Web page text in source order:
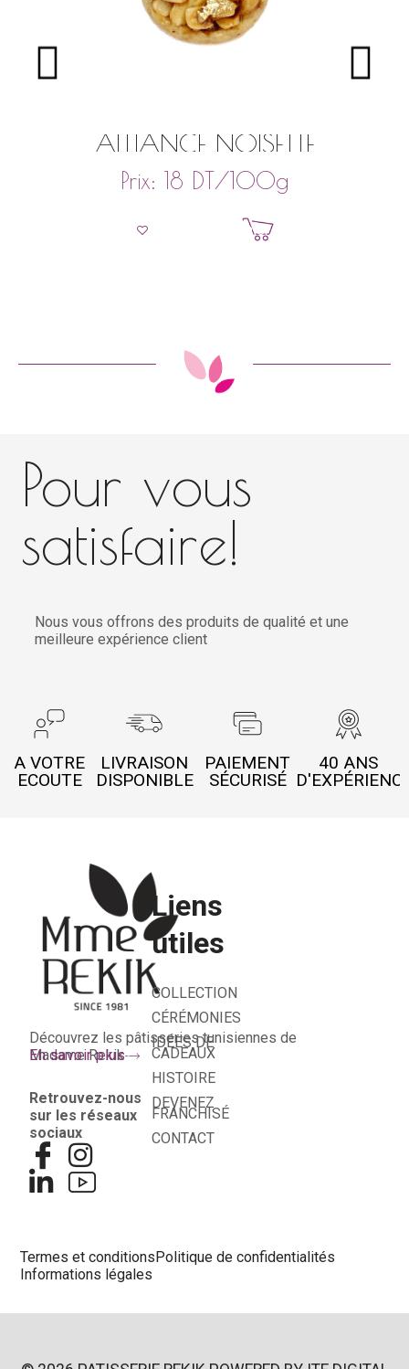
ALLIANCE NOISETTE
Prix: 18 DT/100g
Ajouter au panier
Pour vous
satisfaire!
Nous vous offrons des produits de qualité et une
meilleure expérience client
A VOTRE
ECOUTE
LIVRAISON
DISPONIBLE
PAIEMENT
SÉCURISÉ
40 ANS
Découvrez les pâtisseries tunisiennes de
Madame Rekik
En savoir plus
Retrouvez-nous
sur les réseaux
sociaux
Liens
utiles
COLLECTION
CÉRÉMONIES
IDÉES DE
CADEAUX
HISTOIRE
DEVENEZ
FRANCHISÉ
CONTACT
Termes et conditionsPolitique de confidentialités
Informations légales